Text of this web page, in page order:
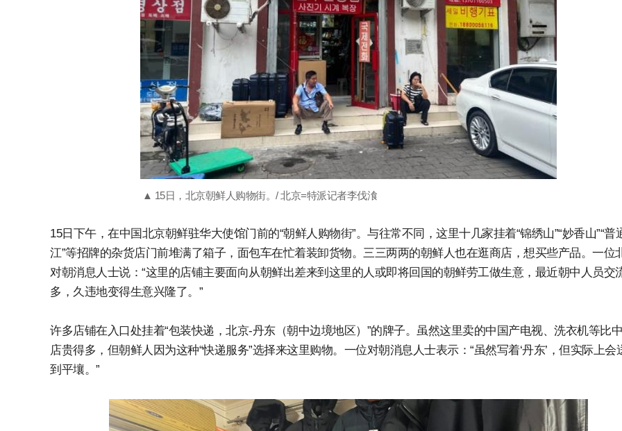
▲ 15日，北京朝鲜人购物街。/ 北京=特派记者李伐湌
15日下午，在中国北京朝鲜驻华大使馆门前的“朝鲜人购物街”。与往常不同，这里十几家挂着“锦绣山”“妙香山”“普
江”等招牌的杂货店门前堆满了箱子，面包车在忙着装卸货物。三三两两的朝鲜人也在逛商店，想买些产品。一位
对朝消息人士说：“这里的店铺主要面向从朝鲜出差来到这里的人或即将回国的朝鲜劳工做生意，最近朝中人员交
多，久违地变得生意兴隆了。”
许多店铺在入口处挂着“包装快递，北京-丹东（朝中边境地区）”的牌子。虽然这里卖的中国产电视、洗衣机等比
店贵得多，但朝鲜人因为这种“快递服务”选择来这里购物。一位对朝消息人士表示：“虽然写着‘丹东’，但实际上会
到平壤。”